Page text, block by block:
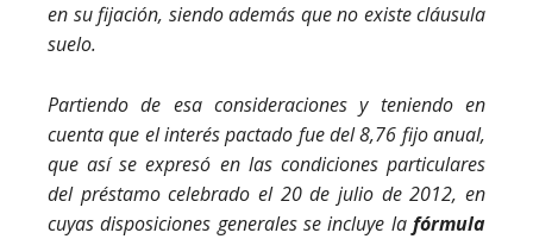
en su fijación, siendo además que no existe cláusula
suelo.
Partiendo de esa consideraciones y teniendo en
cuenta que el interés pactado fue del 8,76 fijo anual,
que así se expresó en las condiciones particulares
del préstamo celebrado el 20 de julio de 2012, en
cuyas disposiciones generales se incluye la fórmula